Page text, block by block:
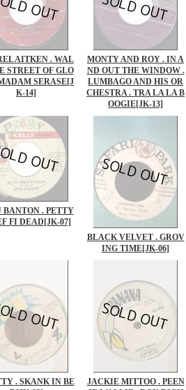
AITKEN . WAL
STREET OF GLO
SERASE[J
K-14]
MONTY AND ROY . IN A
ND OUT THE WINDOW .
LUMBAGO AND HIS OR
CHESTRA . TRA LA LA B
OOGIE[JK-13]
BANTON . PETTY
FI DEAD [JK-07]
BLACK VELVET . GROV
ING TIME[JK-06]
. SKANK IN BE
JACKIE MITTOO . PEEN